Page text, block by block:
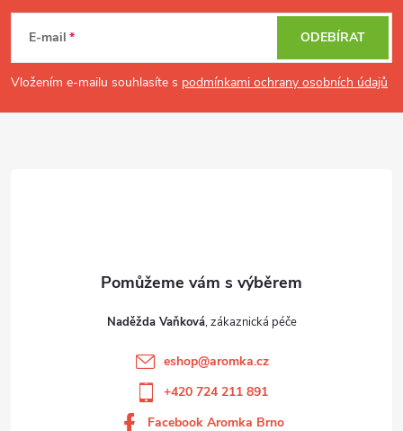
í
E-mail
Vložením e-mailu souhlasíte s podmínkami ochrany osobních údajů
ODEBÍRAT
Naděžda Vaňková
eshop@aromka.cz
+420 724 211 891
Facebook Aromka Brno